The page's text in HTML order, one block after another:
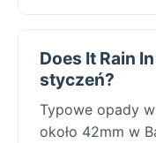
Does It Rain
styczeń?
Typowe opady
około 42mm w